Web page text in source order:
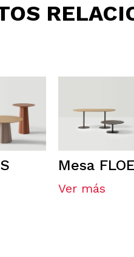
Mesa FLOE
Ver más